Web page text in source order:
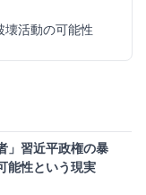
活動の可能性
」習近平政権の暴
能性という現実